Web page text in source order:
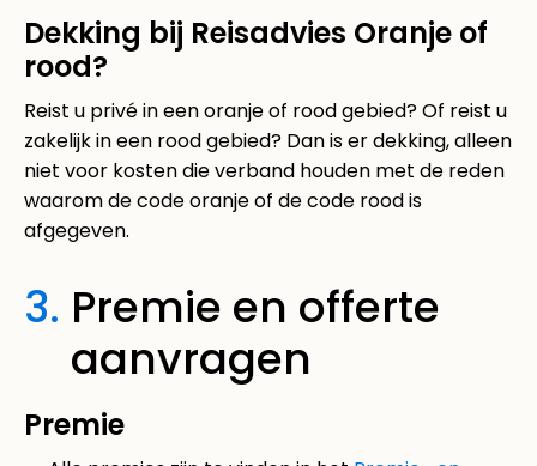
Dekking bij Reisadvies Oranje of
rood?
Reist u privé in een oranje of rood gebied? Of reist u
zakelijk in een rood gebied? Dan is er dekking, alleen
niet voor kosten die verband houden met de reden
waarom de code oranje of de code rood is
afgegeven.
3. Premie en offerte
aanvragen
Premie